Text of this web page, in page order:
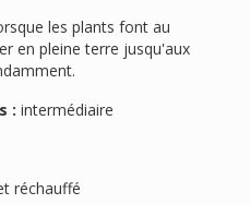
les plants font au
en pleine terre jusqu'aux
: intermédiaire
réchauffé